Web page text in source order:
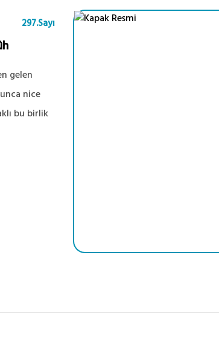
297.Sayı
gelen
nice
bu birlik